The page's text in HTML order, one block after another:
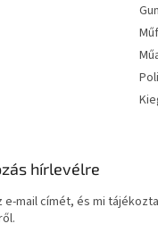
hírlevélre
e-mail címét, és mi